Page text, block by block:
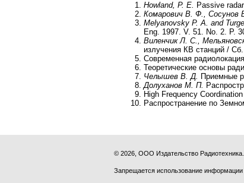
Howland, P. E. Passive
Комарович В. Ф., Сосунов
Melyanovsky P. A. and
Eng. 1997. V. 51. No. 2. P.
Виленчик Л. С.,
излучения КВ станций /
Современная
Теоретические основы
Челышев В. Д. Приемные
Долуханов М. П.
High Frequency
Распространение по
© 2026, ООО Издательство
Запрещается использование